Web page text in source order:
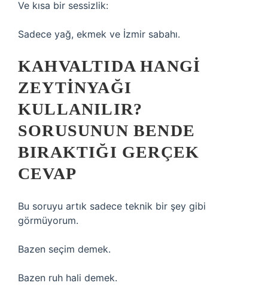
Ve kısa bir sessizlik:
Sadece yağ, ekmek ve İzmir sabahı.
KAHVALTIDA HANGI
ZEYTINYAĞI
KULLANILIR?
SORUSUNUN BENDE
BIRAKTIĞI GERÇEK
CEVAP
Bu soruyu artık sadece teknik bir şey gibi
görmüyorum.
Bazen seçim demek.
Bazen ruh hali demek.